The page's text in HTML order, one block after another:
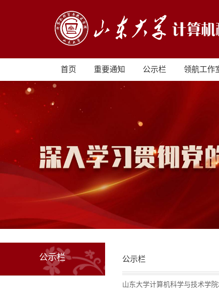
首页 重要通知 公示栏 领航工作
公示栏 公示栏
山东大学计算机科学与技术学